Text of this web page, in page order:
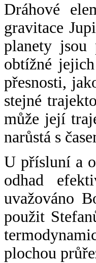
Dráhové
gravitace
planety jsou
obtížné
přesnosti,
stejné
může její
narůstá s
U přísluní a
odhad
uvažováno
použit
plochou